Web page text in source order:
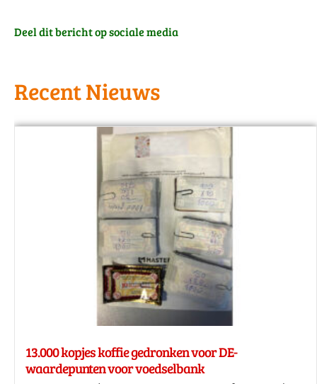
Deel dit bericht op sociale media
Recent Nieuws
13.000 kopjes koffie gedronken voor DE-
waardepunten voor voedselbank